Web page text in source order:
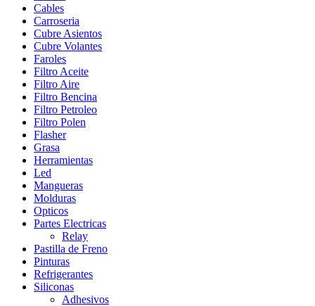
Cables
Carroseria
Cubre Asientos
Cubre Volantes
Faroles
Filtro Aceite
Filtro Aire
Filtro Bencina
Filtro Petroleo
Filtro Polen
Flasher
Grasa
Herramientas
Led
Mangueras
Molduras
Opticos
Partes Electricas
Relay
Pastilla de Freno
Pinturas
Refrigerantes
Siliconas
Adhesivos